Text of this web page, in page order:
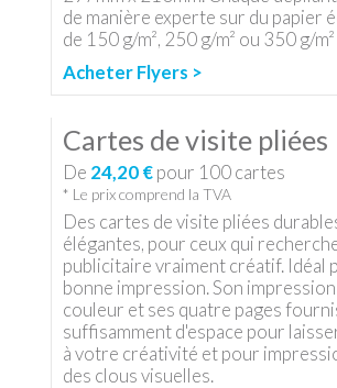
de manière experte sur du papier
de 150 g/m², 250 g/m² ou 350 g/m²
Acheter Flyers >
Cartes de visite pliées
De 24,20 €pour 100cartes
* Le prix comprend la TVA
Des cartes de visite pliées
élégantes, pour ceux qui
publicitaire vraiment créatif. Idéal
bonne impression. Son
couleur et ses quatre pages
suffisamment d'espace pour
à votre créativité et pour
des clous visuelles.